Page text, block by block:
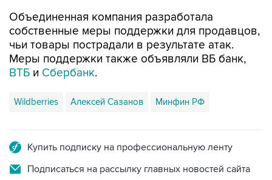
Объединенная компания разработала
собственные меры поддержки для продавцов,
чьи товары пострадали в результате атак.
Меры поддержки также объявляли ВБ банк,
ВТБ и Сбербанк.
Wildberries Алексей Сазанов Минфин РФ
Купить подписку на профессиональную ленту
Подписаться на рассылку главных новостей сайта